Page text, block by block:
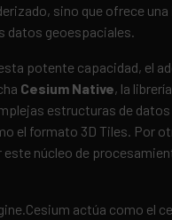
sino que ofrece
datos geoespaciales.
potente capacidad, el
Cesium Native, la
estructuras de
el formato 3D Tiles. Por
este núcleo de
actúa como el